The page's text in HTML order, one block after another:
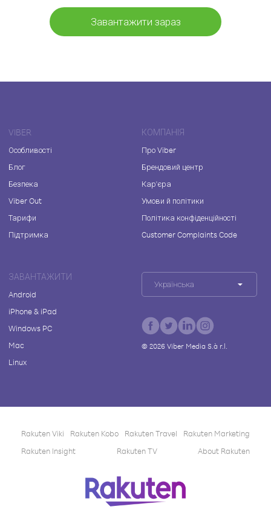
Завантажити зараз
VIBER
Особливості
Блог
Безпека
Viber Out
Тарифи
Підтримка
КОМПАНІЯ
Про Viber
Брендовий центр
Кар'єра
Умови й політики
Політика конфіденційності
Customer Complaints Code
ЗАВАНТАЖИТИ
Android
iPhone & iPad
Windows PC
Mac
Linux
Українська
© 2026Viber Media S.à r.l.
Rakuten Viki Rakuten Kobo Rakuten Travel
Rakuten Marketing
Rakuten Insight
Rakuten TV About Rakuten